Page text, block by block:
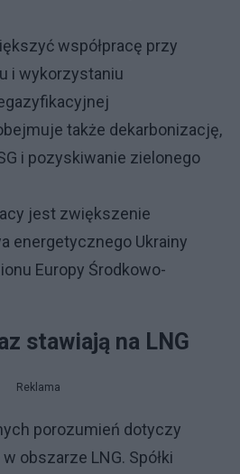
współpracę przy
i wykorzystaniu
także dekarbonizację,
i pozyskiwanie zielonego
jest zwiększenie
energetycznego Ukrainy
Europy Środkowo-
stawiają na LNG
Reklama
porozumień dotyczy
obszarze LNG. Spółki